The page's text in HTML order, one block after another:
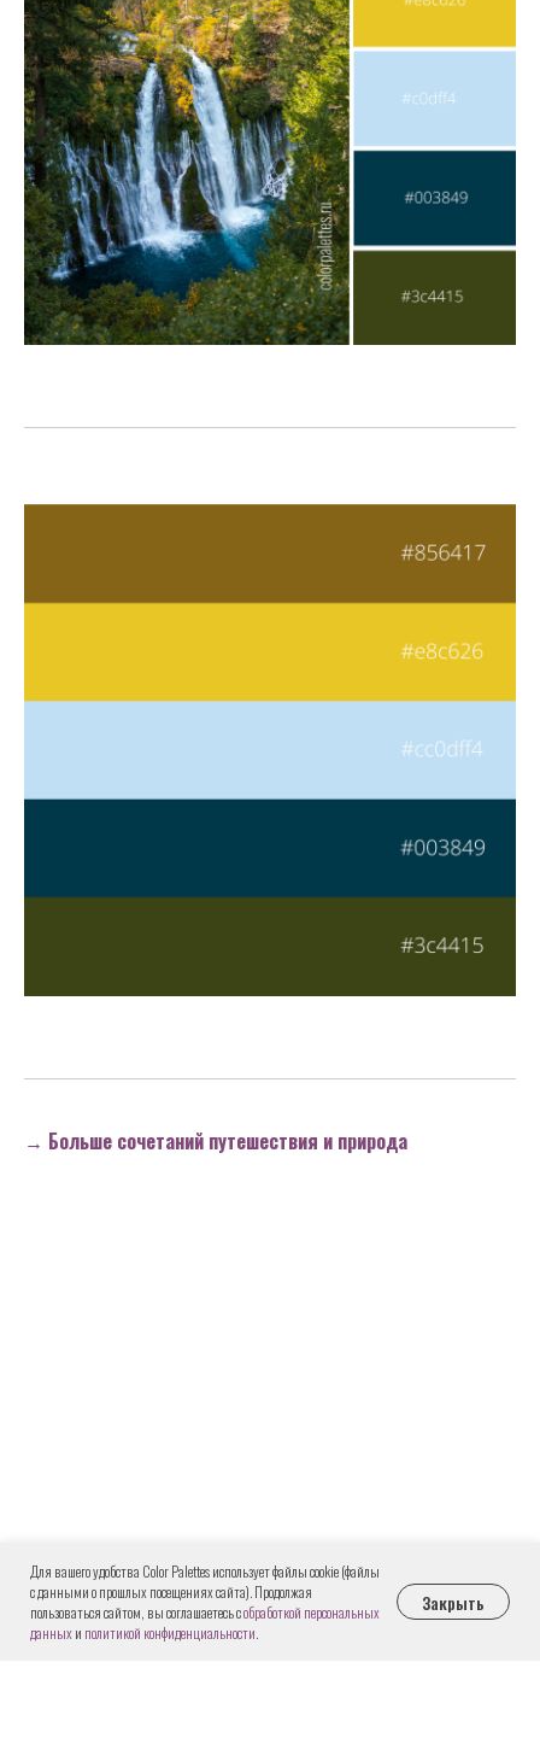
→ Больше сочетаний путешествия и природа
Для вашего удобства Color Palettes использует файлы cookie (файлы
с данными о прошлых посещениях сайта). Продолжая
пользоваться сайтом, вы соглашаетесь собработкой персональных
данных и политикой конфиденциальности.
Закрыть